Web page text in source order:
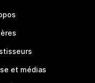
et médias